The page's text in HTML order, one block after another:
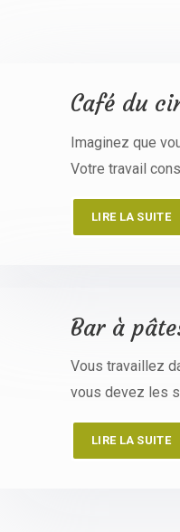
Café du
Imaginez que
Votre travail
LIRE LA SUITE
Bar à
Vous travaillez
vous devez les
LIRE LA SUITE